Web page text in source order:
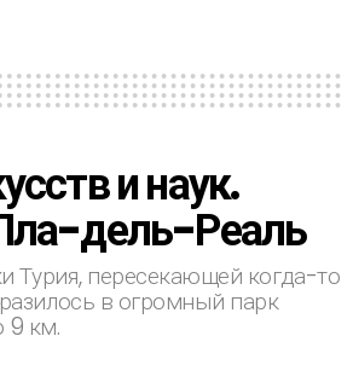
и наук.
дель-Реаль
Турия, пересекающей когда-то
в огромный парк
9 км.